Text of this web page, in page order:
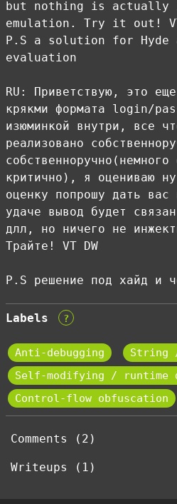
but nothing is
emulation. Try it out! VT
P.S a solution for Hyde
evaluation
RU: Приветствую, это
крякми формата login/
изюминкой внутри, все
реализовано
критично), я оцениваю
оценку попрошу дать
удаче вывод будет
длл, но ничего не
Трайте! VT DW
P.S решение под хайд и
Labels ?
Anti-debugging
String
Self-modifying / runtime
Control-flow obfuscation
Comments (2)
Writeups (1)